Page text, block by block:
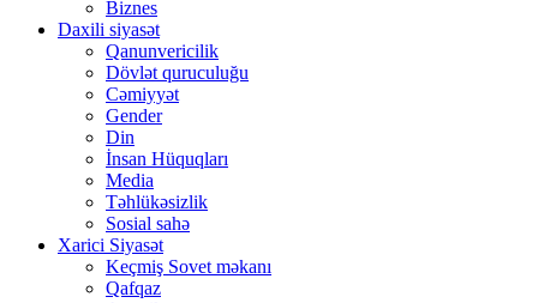
Biznes
Daxili siyasət
Qanunvericilik
Dövlət quruculuğu
Cəmiyyət
Gender
Din
İnsan Hüquqları
Media
Təhlükəsizlik
Sosial sahə
Xarici Siyasət
Keçmiş Sovet məkanı
Qafqaz